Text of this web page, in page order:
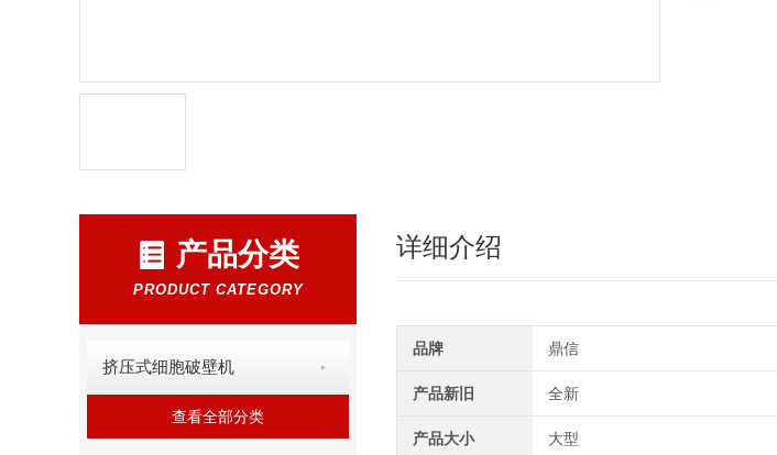
产品分类
PRODUCT CATEGORY
挤压式细胞破壁机
查看全部分类
详细介绍
品牌 鼎信
产品新旧 全新
产品大小 大型